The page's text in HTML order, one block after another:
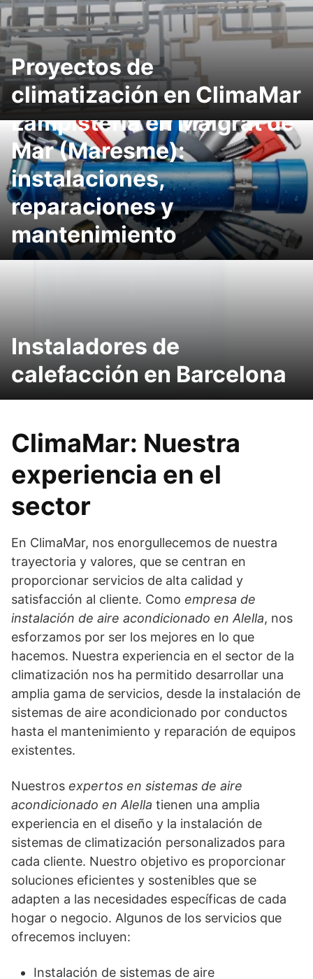
Proyectos de
climatización en ClimaMar
Lampistería en Malgrat de
Mar (Maresme):
instalaciones,
reparaciones y
mantenimiento
Instaladores de
calefacción en Barcelona
ClimaMar: Nuestra
experiencia en el
sector
En ClimaMar, nos enorgullecemos de nuestra
trayectoria y valores, que se centran en
proporcionar servicios de alta calidad y
satisfacción al cliente. Como empresa de
instalación de aire acondicionado en Alella, nos
esforzamos por ser los mejores en lo que
hacemos. Nuestra experiencia en el sector de la
climatización nos ha permitido desarrollar una
amplia gama de servicios, desde la instalación de
sistemas de aire acondicionado por conductos
hasta el mantenimiento y reparación de equipos
existentes.
Nuestros expertos en sistemas de aire
acondicionado en Alella tienen una amplia
experiencia en el diseño y la instalación de
sistemas de climatización personalizados para
cada cliente. Nuestro objetivo es proporcionar
soluciones eficientes y sostenibles que se
adapten a las necesidades específicas de cada
hogar o negocio. Algunos de los servicios que
ofrecemos incluyen:
Instalación de sistemas de aire